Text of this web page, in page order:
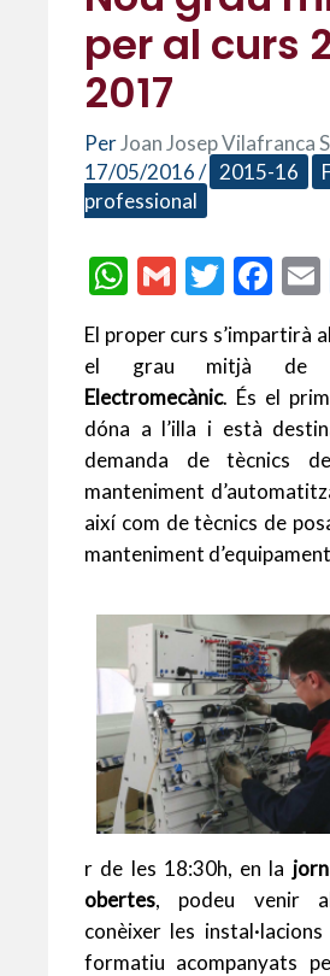
per al curs
2017
PerJoan Josep Vilafranca
17/05/2016/ 2015-16
professional
W
at
s
A
p
p
G
ai
l
T
itt
er
F
e
b
o
o
k
l
El proper curs s’impartirà
el grau mitjà de
Electromecànic. És el
dóna a l’illa i està
demanda de tècnics
manteniment
així com de tècnics de
manteniment
r de les 18:30h, en la
obertes, podeu venir
conèixer les
formatiu acompanyats